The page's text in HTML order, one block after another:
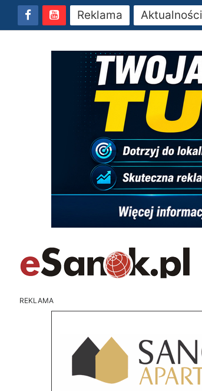
Reklama Aktualności
REKLAMA